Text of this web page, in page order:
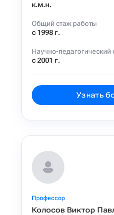
Узнать
к.м.н.
Общий стаж работы
с 1998 г.
Научно-педагогический
с 2001 г.
Профессор
Колосов Виктор